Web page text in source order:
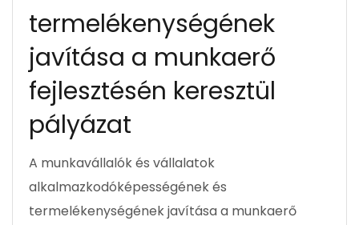
termelékenységének
javítása a munkaerő
fejlesztésén keresztül
pályázat
A munkavállalók és vállalatok
alkalmazkodóképességének és
termelékenységének javítása a munkaerő